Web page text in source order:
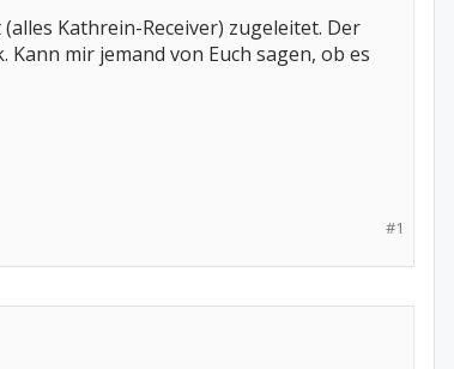
Kathrein-Receiver) zugeleitet. Der
mir jemand von Euch sagen, ob es
#1